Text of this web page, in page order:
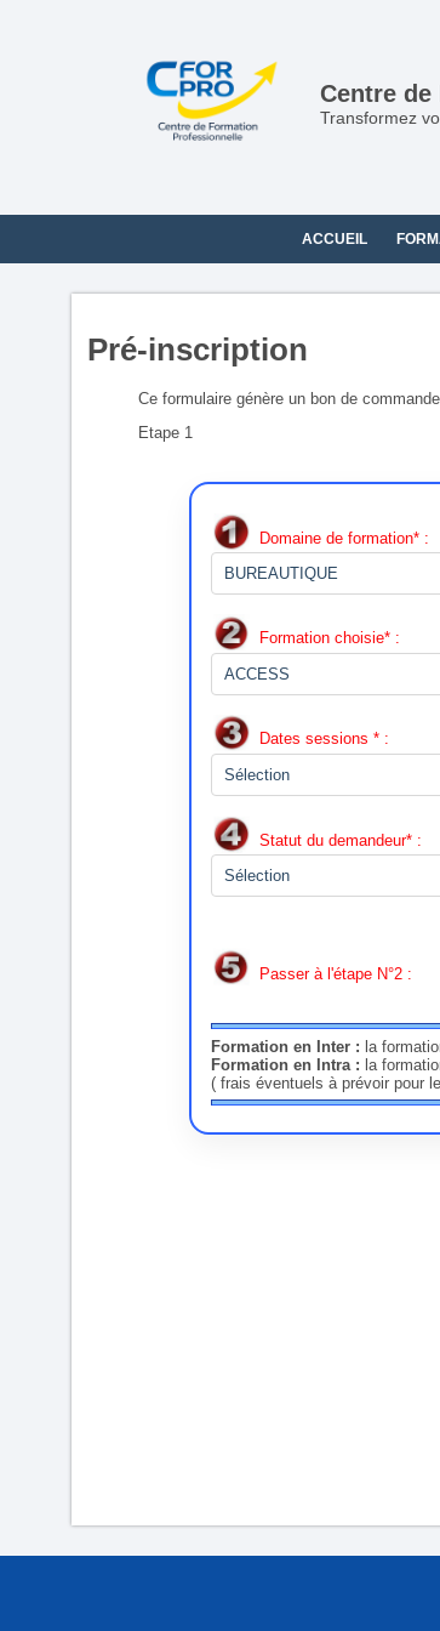
Centre
Transformez
ACCUEIL
Pré-inscription
Ce formulaire génère un bon de
Etape 1
Domaine de formation* :
Formation choisie* :
Dates sessions * :
Statut du demandeur* :
Passer à l'étape N°2 :
Formation en Inter : la
Formation en Intra : la
( frais éventuels à prévoir pour